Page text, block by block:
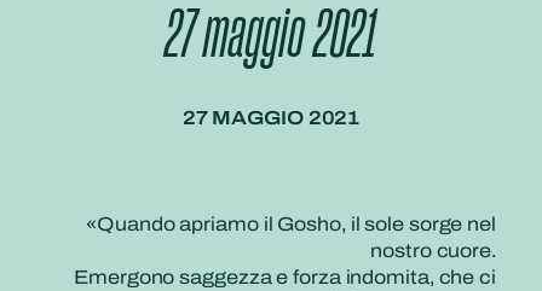
27 maggio 2021
27 MAGGIO 2021
«Quando apriamo il Gosho, il sole sorge nel
nostro cuore.
Emergono saggezza e forza indomita, che ci